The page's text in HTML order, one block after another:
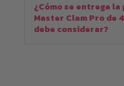
¿Cómo se entrega
Master Clam Pro de
debe considerar?